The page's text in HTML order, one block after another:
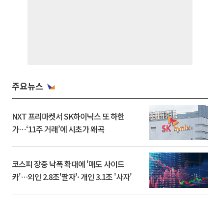
주요뉴스
NXT 프리마켓서 SK하이닉스 또 하한
가⋯‘11주 거래’에 시초가 왜곡
코스피 장중 낙폭 확대에 '매도 사이드
카'…외인 2.8조'팔자'· 개인 3.1조 '사자'